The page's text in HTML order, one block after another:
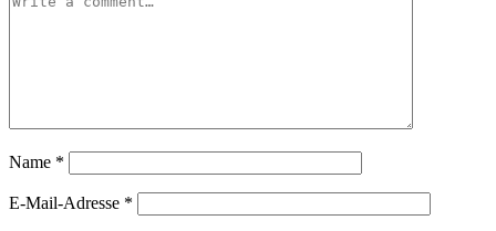
Name *
E-Mail-Adresse *